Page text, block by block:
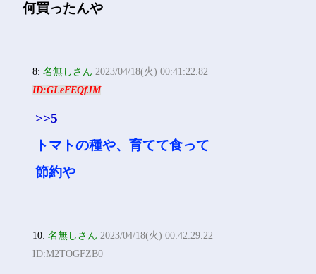
何買ったんや
8:名無しさん 2023/04/18(火) 00:41:22.82
ID:GLeFEQfJM
>>5
トマトの種や、育てて食って
節約や
10:名無しさん 2023/04/18(火) 00:42:29.22
ID:M2TOGFZB0